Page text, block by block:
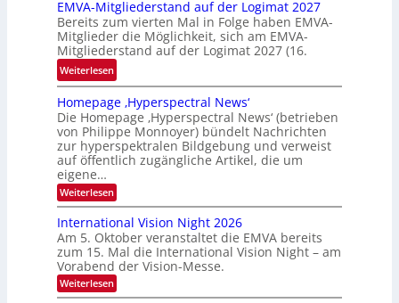
r
o
b
l
e
f
a
l
l
c
h
u
h
k
a
r
EMVA-Mitgliederstand auf der Logimat 2027
Bereits zum vierten Mal in Folge haben EMVA-
Mitglieder die Möglichkeit, sich am EMVA-
Mitgliederstand auf der Logimat 2027 (16.
Weiterlesen:
E
M
V
A
-
i
t
g
l
i
e
d
Homepage ‚Hyperspectral News‘
Die Homepage ‚Hyperspectral News‘ (betrieben
von Philippe Monnoyer) bündelt Nachrichten
zur hyperspektralen Bildgebung und verweist
auf öffentlich zugängliche Artikel, die um
eigene…
Weiterlesen:
H
m
e
p
g
e
International Vision Night 2026
Am 5. Oktober veranstaltet die EMVA bereits
zum 15. Mal die International Vision Night – am
Vorabend der Vision-Messe.
Weiterlesen:
I